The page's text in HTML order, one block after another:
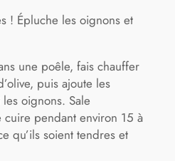
! Épluche les oignons et
une poêle, fais chauffer
puis ajoute les
oignons. Sale
cuire pendant environ 15 à
qu’ils soient tendres et